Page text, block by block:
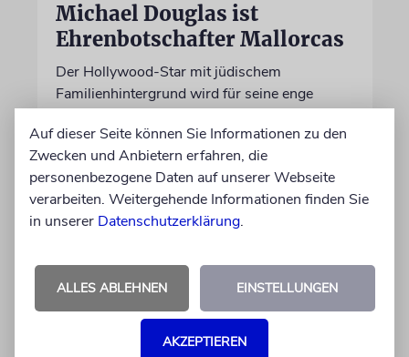
Michael Douglas ist
Ehrenbotschafter Mallorcas
Der Hollywood-Star mit jüdischem
Familienhintergrund wird für seine enge
Engagement für deren kulturelles Erbe geehrt
06.08.2026
Auf dieser Seite können Sie Informationen zu den
Zwecken und Anbietern erfahren, die
personenbezogene Daten auf unserer Webseite
verarbeiten. Weitergehende Informationen finden Sie
in unserer Datenschutzerklärung.
ALLES ABLEHNEN EINSTELLUNGEN
AKZEPTIEREN